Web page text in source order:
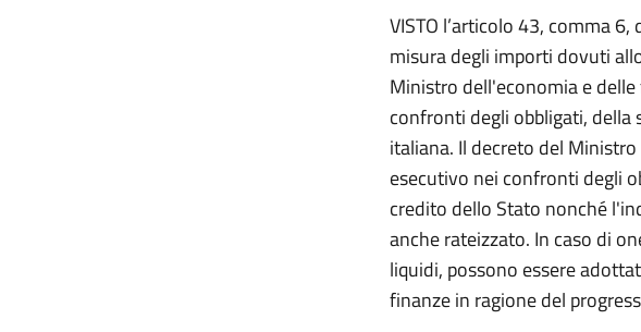
VISTO l’articolo 43, comma
misura degli importi dovuti
Ministro dell'economia e
confronti degli obbligati, della
italiana. Il decreto del
esecutivo nei confronti degli
credito dello Stato nonché
anche rateizzato. In caso di
liquidi, possono essere
finanze in ragione del